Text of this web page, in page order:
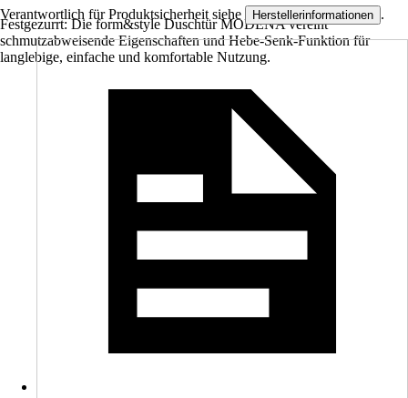
Festgezurrt: Die form&style Duschtür MODENA vereint
schmutzabweisende Eigenschaften und Hebe-Senk-Funktion für
langlebige, einfache und komfortable Nutzung.
Verantwortlich für Produktsicherheit siehe Herstellerinformationen .